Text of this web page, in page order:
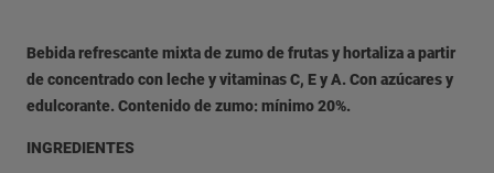
Bebida refrescante mixta de zumo de frutas y hortaliza a partir
de concentrado con leche y vitaminas C, E y A. Con azúcares y
edulcorante. Contenido de zumo: mínimo 20%.
INGREDIENTES